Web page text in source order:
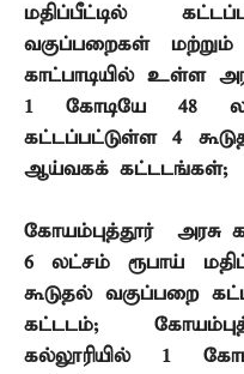
மதிப்பீட்டில்
வகுப்பறைகள் மற்றும்
காட்பாடியில் உள்ள
1 கோடியே 48
கட்டப்பட்டுள்ள4
ஆய்வகக் கட்டடங்கள்;
கோயம்புத்தூர் – அரசு
6 லட்சம் ரூபாய்
கூடுதல் வகுப்பறை
கட்டடம்;
கல்லூரியில் 1